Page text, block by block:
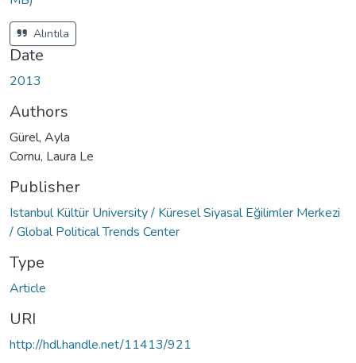
Alıntıla
Date
2013
Authors
Gürel, Ayla
Cornu, Laura Le
Publisher
Istanbul Kültür University / Küresel Siyasal Eğilimler Merkezi
/ Global Political Trends Center
Type
Article
URI
http://hdl.handle.net/11413/921